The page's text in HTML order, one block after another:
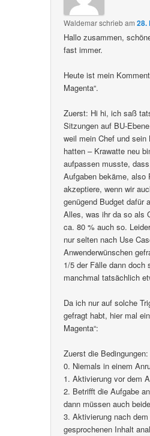
Waldemarschriebam28.
Hallo zusammen,
fast immer.
Heute ist mein
Magenta“.
Zuerst: Hi hi, ich saß
Sitzungen auf BU-
weil mein Chef und
hatten – Krawatte neu
aufpassen musste,
Aufgaben bekäme, also
akzeptiere, wenn wir
genügend Budget dafür
Alles, was ihr da so als
ca. 80 % auch so.
nur selten nach Use
Anwenderwünschen
1/5 der Fälle dann doch
manchmal tatsächlich
Da ich nur auf solche
gefragt habt, hier mal
Magenta“:
Zuerst die Bedingungen:
0. Niemals in einem
1. Aktivierung vor dem
2. Betrifft die Aufgabe
dann müssen auch
3. Aktivierung nach
gesprochenen Inhalt